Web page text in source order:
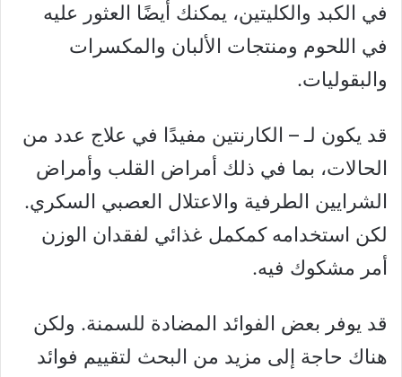
في الكبد والكليتين، يمكنك أيضًا العثور عليه
في اللحوم ومنتجات الألبان والمكسرات
والبقوليات.
قد يكون لـ – الكارنتين مفيدًا في علاج عدد من
الحالات، بما في ذلك أمراض القلب وأمراض
الشرايين الطرفية والاعتلال العصبي السكري.
لكن استخدامه كمكمل غذائي لفقدان الوزن
أمر مشكوك فيه.
قد يوفر بعض الفوائد المضادة للسمنة. ولكن
هناك حاجة إلى مزيد من البحث لتقييم فوائد